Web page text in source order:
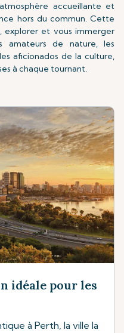
accueillante et
hors du commun. Cette
explorer et vous immerger
amateurs de nature, les
aficionados de la culture,
à chaque tournant.
idéale pour les
à Perth, la ville la